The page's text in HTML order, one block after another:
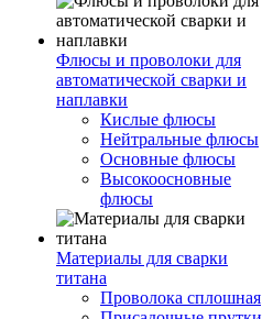
Флюсы и проволоки для
автоматической сварки и
наплавки
Кислые флюсы
Нейтральные флюсы
Основные флюсы
Высокоосновные
флюсы
Материалы для сварки
титана
Проволока сплошная